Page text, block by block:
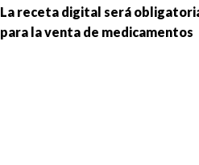
La receta digital será
para la venta de medicamentos